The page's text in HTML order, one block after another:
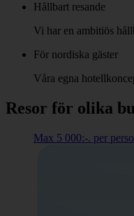
Hållbart resande
Vi har en ambitiös
För nordiska gäster
Våra egna
Resor för olika
Max 5 000:-. per